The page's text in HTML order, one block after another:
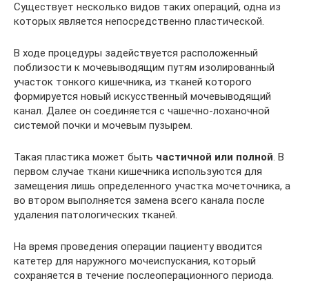
Существует несколько видов таких операций, одна из
которых является непосредственно пластической.
В ходе процедуры задействуется расположенный
поблизости к мочевыводящим путям изолированный
участок тонкого кишечника, из тканей которого
формируется новый искусственный мочевыводящий
канал. Далее он соединяется с чашечно-лоханочной
системой почки и мочевым пузырем.
Такая пластика может быть частичной или полной. В
первом случае ткани кишечника используются для
замещения лишь определенного участка мочеточника, а
во втором выполняется замена всего канала после
удаления патологических тканей.
На время проведения операции пациенту вводится
катетер для наружного мочеиспускания, который
сохраняется в течение послеоперационного периода.